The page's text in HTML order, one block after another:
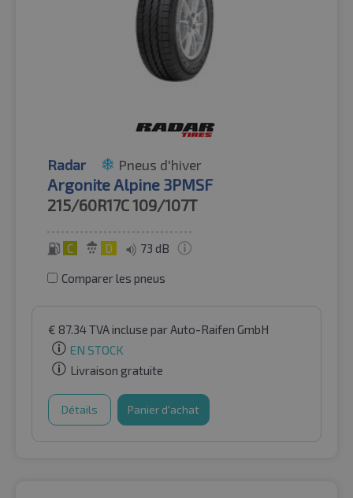
Radar Pneus d'hiver
Argonite Alpine 3PMSF
215/60R17C109/107T
C D 73 dB
Comparer les pneus
€ 87.34TVA incluse par Auto-Raifen GmbH
EN STOCK
Livraison gratuite
Détails Panier d'achat